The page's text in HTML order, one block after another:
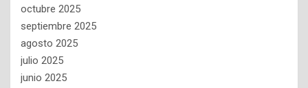
octubre 2025
septiembre 2025
agosto 2025
julio 2025
junio 2025